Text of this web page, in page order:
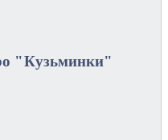
"Кузьминки"